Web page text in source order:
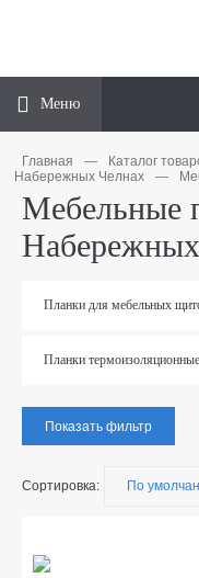
Меню
Главная — Каталог
Набережных Челнах
—
Мебельные
Планки для мебельных
Планки термоизоляционные
Показать фильтр
Сортировка: